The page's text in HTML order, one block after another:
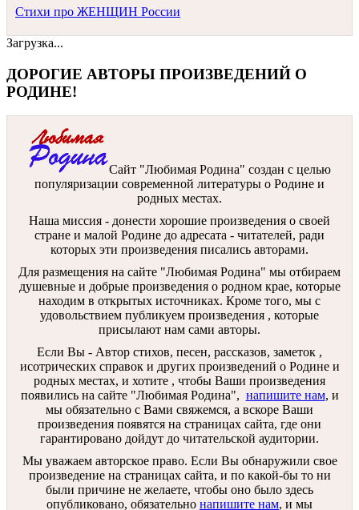
Стихи про ЖЕНЩИН России
Загрузка...
ДОРОГИЕ АВТОРЫ ПРОИЗВЕДЕНИЙ О
РОДИНЕ!
Сайт "Любимая Родина" создан c целью
популяризации современной литературы о Родине и
родных местах.
Наша миссия - донести хорошие произведения о своей
стране и малой Родине до адресата - читателей, ради
которых эти произведения писались авторами.
Для размещения на сайте "Любимая Родина" мы отбираем
душевные и добрые произведения о родном крае, которые
находим в открытых источниках. Кроме того, мы с
удовольствием публикуем произведения , которые
присылают нам сами авторы.
Если Вы - Автор стихов, песен, рассказов, заметок ,
исотрических справок и других произведений о Родине и
родных местах, и хотите , чтобы Ваши произведения
появились на сайте "Любимая Родина", напишите нам, и
мы обязательно с Вами свяжемся, а вскоре Ваши
произведения появятся на страницах сайта, где они
гарантировано дойдут до читательской аудитории.
Мы уважаем авторское право. Если Вы обнаружили свое
произведение на страницах сайта, и по какой-бы то ни
были причине не желаете, чтобы оно было здесь
опубликовано, обязательно напишите нам, и мы